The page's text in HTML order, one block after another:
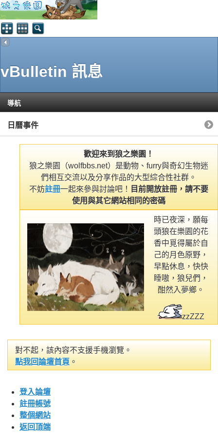
vBulletin 訊息
導航
日曆事件
歡迎來到狼之樂園！
狼之樂園（wolfbbs.net）是動物、furry與奇幻生物迷
們相互交流以及分享作品的大型綜合性社群。
不妨註冊一起來參與討論吧！
目前開放註冊，請不要
使用與其它網站相同的密碼
時已夜深，願每
頭狼在樂園的花
香中覓得屬於自
己的月色原野，
早點休息，快快
睡嗷，狼兒們，
酣然入夢鄉。
zzZZZ
對不起，該內容不支援手機瀏覽。
點我回論壇首頁 。
登入論壇
註冊帳號
整個網站
返回頂端